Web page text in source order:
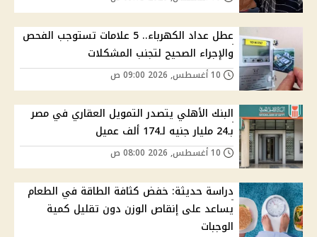
عطل عداد الكهرباء.. 5 علامات تستوجب الفحص
والإجراء الصحيح لتجنب المشكلات
البنك الأهلي يتصدر التمويل العقاري في مصر
بـ24 مليار جنيه لـ174 ألف عميل
دراسة حديثة: خفض كثافة الطاقة في الطعام
يساعد على إنقاص الوزن دون تقليل كمية
الوجبات